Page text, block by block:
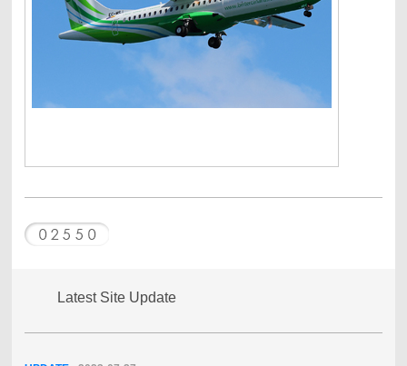
Latest Site Update